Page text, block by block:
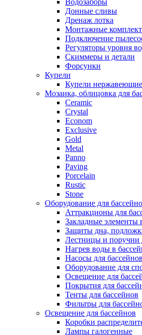
Водозаборы
Донные сливы
Дренаж лотка
Монтажные
Подключение
Регуляторы уровня
Скиммеры и детали
Форсунки
Купели
Купели нержавеющие
Мозаика, облицовка для
Ceramic
Crystal
Econom
Exclusive
Gold
Metal
Panno
Paving
Porcelain
Rustic
Stone
Оборудование для
Аттракционы для
Закладные элементы
Защиты дна,
Лестницы и поручни
Нагрев воды в
Насосы для бассейнов
Оборудование для
Освещение для
Покрытия для
Тенты для бассейнов
Фильтры для
Освещение для бассейнов
Коробки
Лампы галогенные